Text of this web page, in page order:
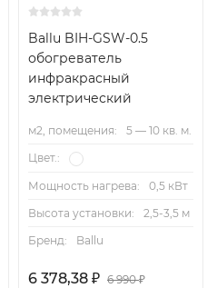
Ballu BIH-GSW-0.5
обогреватель
инфракрасный
электрический
м2, помещения: 5 — 10 кв. м.
Цвет.:
Мощность нагрева:
0,5 кВт
Высота установки:
2,5-3,5 м
Бренд:
Ballu
6 378,38 ₽ 6 990₽